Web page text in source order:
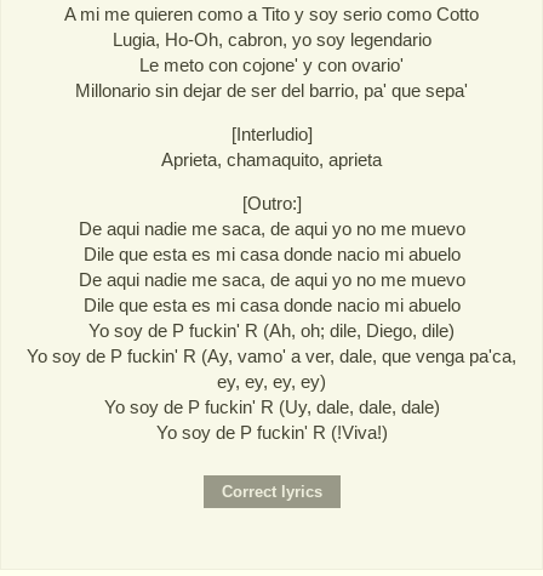
A mi me quieren como a Tito y soy serio como Cotto
Lugia, Ho-Oh, cabron, yo soy legendario
Le meto con cojone' y con ovario'
Millonario sin dejar de ser del barrio, pa' que sepa'
[Interludio]
Aprieta, chamaquito, aprieta
[Outro:]
De aqui nadie me saca, de aqui yo no me muevo
Dile que esta es mi casa donde nacio mi abuelo
De aqui nadie me saca, de aqui yo no me muevo
Dile que esta es mi casa donde nacio mi abuelo
Yo soy de P fuckin' R (Ah, oh; dile, Diego, dile)
Yo soy de P fuckin' R (Ay, vamo' a ver, dale, que venga pa'ca,
ey, ey, ey, ey)
Yo soy de P fuckin' R (Uy, dale, dale, dale)
Yo soy de P fuckin' R (!Viva!)